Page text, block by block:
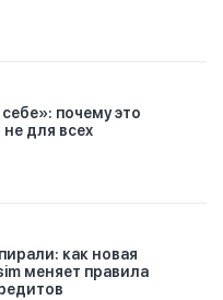
почему это
для всех
как новая
меняет правила